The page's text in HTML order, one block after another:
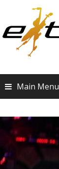
content
Main Menu